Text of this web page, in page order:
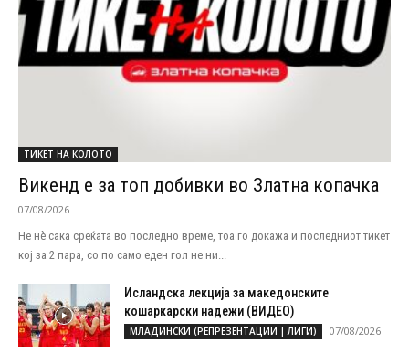
ТИКЕТ НА КОЛОТО
Викенд е за топ добивки во Златна копачка
07/08/2026
Не нѐ сака среќата во последно време, тоа го докажа и последниот тикет
кој за 2 пара, со по само еден гол не ни...
Исландска лекција за македонските
кошаркарски надежи (ВИДЕО)
МЛАДИНСКИ (РЕПРЕЗЕНТАЦИИ | ЛИГИ) 07/08/2026